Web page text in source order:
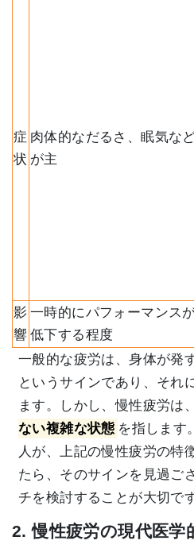
症
状
肉体的なだるさ、眠気な
が主
影
響
一時的にパフォーマンス
低下する程度
一般的な疲労は、身体が発
というサインであり、それ
ます。しかし、慢性疲労は、
ない複雑な状態 を指します
人が、上記の慢性疲労の特
たら、そのサインを見過ご
チを検討することが大切です
2. 慢性疲労の現代医学